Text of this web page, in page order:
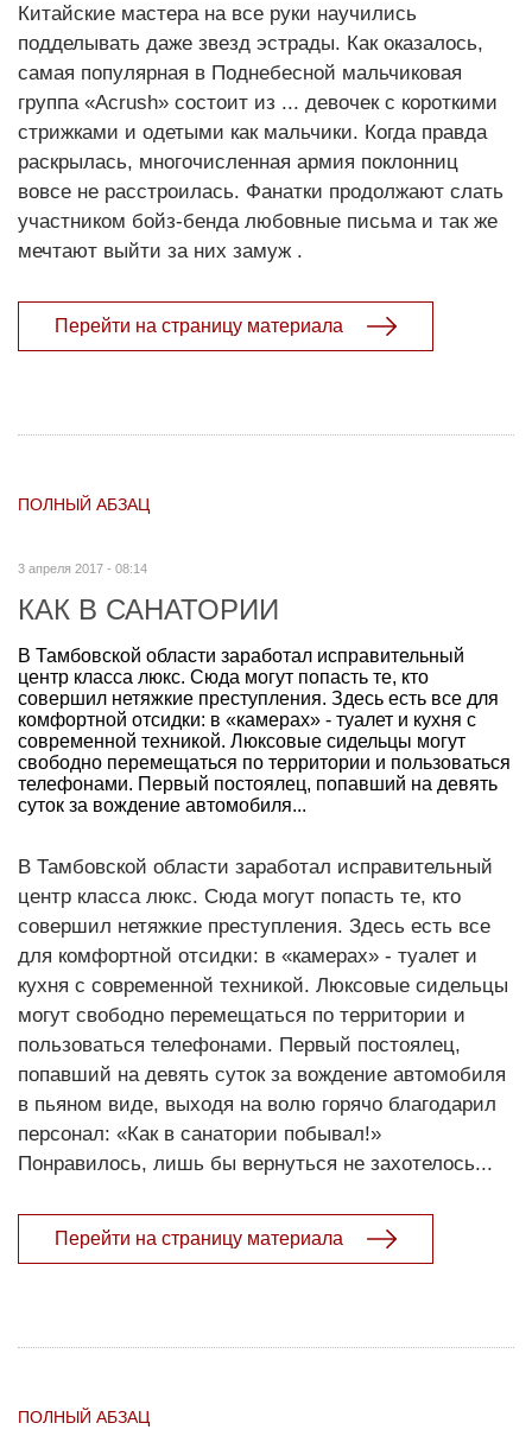
Китайские мастера на все руки научились
подделывать даже звезд эстрады. Как оказалось,
самая популярная в Поднебесной мальчиковая
группа «Acrush» состоит из ... девочек с короткими
стрижками и одетыми как мальчики. Когда правда
раскрылась, многочисленная армия поклонниц
вовсе не расстроилась. Фанатки продолжают слать
участником бойз-бенда любовные письма и так же
мечтают выйти за них замуж .
Перейти на страницу материала
ПОЛНЫЙ АБЗАЦ
3 апреля 2017 - 08:14
КАК В САНАТОРИИ
В Тамбовской области заработал исправительный
центр класса люкс. Сюда могут попасть те, кто
совершил нетяжкие преступления. Здесь есть все для
комфортной отсидки: в «камерах» - туалет и кухня с
современной техникой. Люксовые сидельцы могут
свободно перемещаться по территории и пользоваться
телефонами. Первый постоялец, попавший на девять
суток за вождение автомобиля...
В Тамбовской области заработал исправительный
центр класса люкс. Сюда могут попасть те, кто
совершил нетяжкие преступления. Здесь есть все
для комфортной отсидки: в «камерах» - туалет и
кухня с современной техникой. Люксовые сидельцы
могут свободно перемещаться по территории и
пользоваться телефонами. Первый постоялец,
попавший на девять суток за вождение автомобиля
в пьяном виде, выходя на волю горячо благодарил
персонал: «Как в санатории побывал!»
Понравилось, лишь бы вернуться не захотелось...
Перейти на страницу материала
ПОЛНЫЙ АБЗАЦ